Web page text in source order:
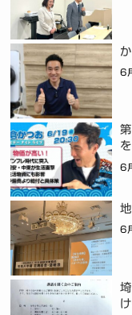
6
6
6